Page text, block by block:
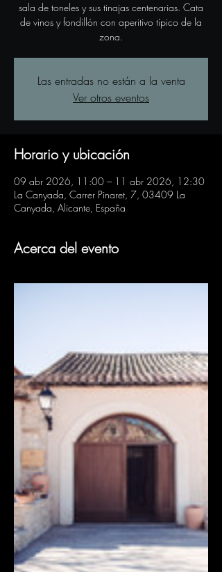
sala de toneles y sus tinajas centenarias. Cata
de vinos y fondillón con aperitivo típico de la
zona.
Las entradas no están a la venta
Ver otros eventos
Horario y ubicación
09 abr 2026, 11:00 – 11 abr 2026, 12:30
La Canyada, Carrer Pinaret, 7, 03409 La
Canyada, Alicante, España
Acerca del evento